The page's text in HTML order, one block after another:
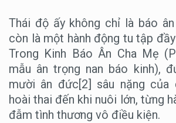
Thái độ ấy không chỉ là báo
còn là một hành động tu tập
Trong Kinh Báo Ân Cha Mẹ
mẫu ân trọng nan báo kinh),
mười ân đức[2] sâu nặng của
hoài thai đến khi nuôi lớn, từng
đẫm tình thương vô điều kiện.